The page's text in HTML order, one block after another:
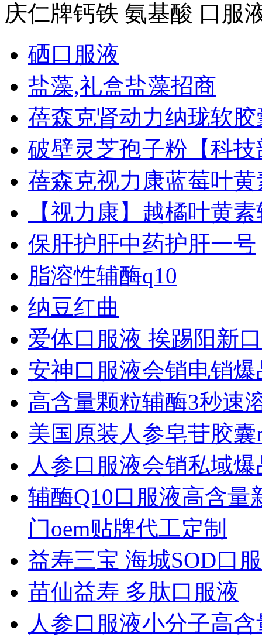
庆仁牌钙铁 氨基酸 口服
硒口服液
盐藻,礼盒盐藻招商
蓓森克肾动力纳珑软胶
破壁灵芝孢子粉【科
蓓森克视力康蓝莓叶
【视力康】越橘叶黄
保肝护肝中药护肝一号
脂溶性辅酶q10
纳豆红曲
爱体口服液 挨踢阳新
安神口服液会销电销爆
高含量颗粒辅酶3秒速
美国原装人参皂苷胶
人参口服液会销私域
辅酶Q10口服液高含
门oem贴牌代工定制
益寿三宝 海城SOD口
苗仙益寿 多肽口服液
人参口服液小分子高